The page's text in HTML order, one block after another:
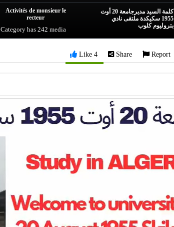
Activités de monsieur le
recteur
Categoryhas 242 media
كلمة السيد مديرجامعة 20 أوت
1955 سكيكدة ملتقى نادي
بتروليوم كلوب
Like 4 Share Report